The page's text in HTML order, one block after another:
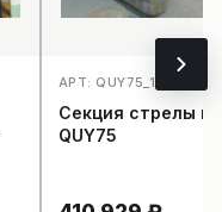
АРТ: QUY75_162
Секция стрелы
QUY75